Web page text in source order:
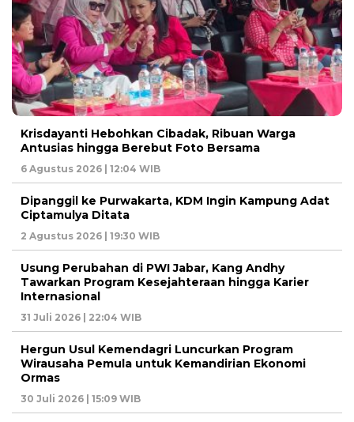
Krisdayanti Hebohkan Cibadak, Ribuan Warga
Antusias hingga Berebut Foto Bersama
6 Agustus 2026 | 12:04 WIB
Dipanggil ke Purwakarta, KDM Ingin Kampung Adat
Ciptamulya Ditata
2 Agustus 2026 | 19:30 WIB
Usung Perubahan di PWI Jabar, Kang Andhy
Tawarkan Program Kesejahteraan hingga Karier
Internasional
31 Juli 2026 | 22:04 WIB
Hergun Usul Kemendagri Luncurkan Program
Wirausaha Pemula untuk Kemandirian Ekonomi
Ormas
30 Juli 2026 | 15:09 WIB